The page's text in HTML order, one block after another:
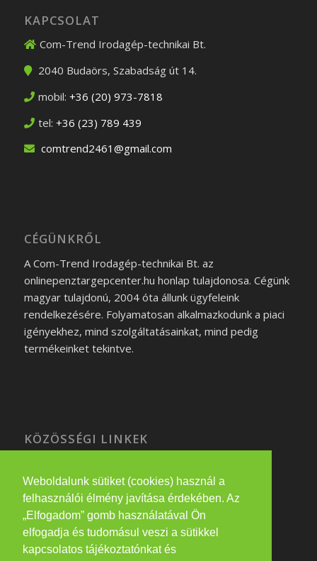
Weboldalunk sütiket (cookies) használ a
felhasználói élmény javítása érdekében. Az
„Elfogadom” gomb használatával Ön
elfogadja és tudomásul veszi a sütikkel
kapcsolatos tájékoztatónkat és
KAPCSOLAT
Com-Trend Irodagép-technikai Bt.
2040 Budaörs, Szabadság út 14.
mobil: +36 (20) 973-7818
tel: +36 (23) 789 439
comtrend2461@gmail.com
CÉGÜNKRŐL
A Com-Trend Irodagép-technikai Bt. az
onlinepenztargepcenter.hu honlap tulajdonosa. Cégünk
magyar tulajdonú, 2004 óta állunk ügyfeleink
rendelkezésére. Folyamatosan alkalmazkodunk a piaci
igényekhez, mind szolgáltatásainkat, mind pedig
termékeinket tekintve.
KÖZÖSSÉGI LINKEK
PARTNEREINK
eatwithme.hu